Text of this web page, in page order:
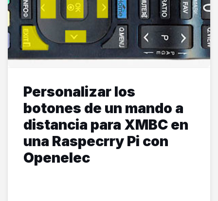
Personalizar los
botones de un mando a
distancia para XMBC en
una Raspecrry Pi con
Openelec